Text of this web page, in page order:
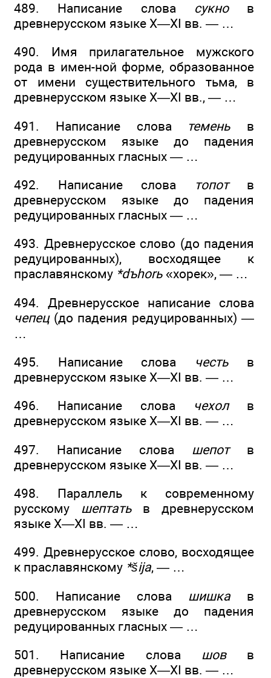
489. Написание слова сукнов
древнерусском языке X—XI вв. — …
490. Имя прилагательное мужского
рода в имен-ной форме, образованное
от имени существительного тьма, в
древнерусском языке X—XI вв., — …
491. Написание слова
темень в
древнерусском языке до падения
редуцированных гласных — …
492. Написание слова
топотв
древнерусском языке до падения
редуцированных гласных — …
493. Древнерусское слово (до падения
редуцированных), восходящее к
праславянскому *dъhorь «хорек», — …
494. Древнерусское написание слова
чепец(до падения редуцированных) —
…
495. Написание слова
честьв
древнерусском языке X—XI вв. — …
496. Написание слова
чехолв
древнерусском языке X—XI вв. — …
497. Написание слова шепотв
древнерусском языке X—XI вв. — …
498. Параллель к современному
русскому шептатьв древнерусском
языке X—XI вв. — …
499. Древнерусское слово, восходящее
к праславянскому *šija, — …
500. Написание слова шишка в
древнерусском языке до падения
редуцированных гласных — …
501. Написание слова шовв
древнерусском языке X—XI вв. — …